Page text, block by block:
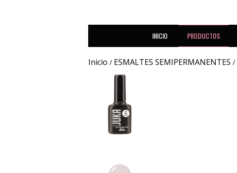
INICIO PRODUCTOS
Inicio / ESMALTES SEMIPERMANENTES /